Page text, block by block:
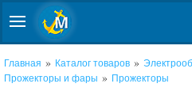
Главная » Каталог товаров »
Прожекторы и фары » Прожекторы